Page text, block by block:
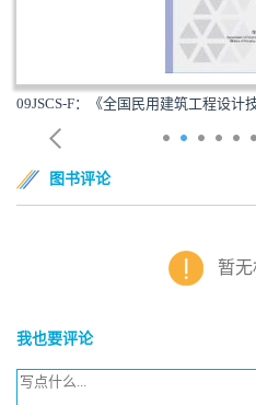
F：《全国民用建筑工程设计技术
图书评论
暂
我也要评论